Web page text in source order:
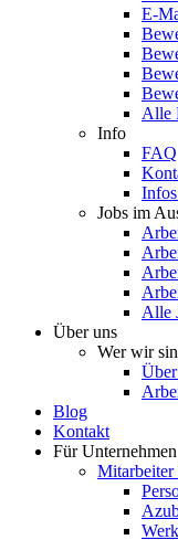
E-
Alle
Info
FAQ
Jobs im
Alle
Über uns
Wer wir
Blog
Kontakt
Für Unternehmen
Mitarbeiter